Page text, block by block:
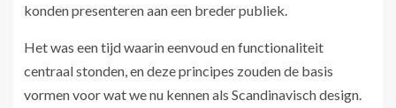
konden presenteren aan een breder publiek.
Het was een tijd waarin eenvoud en functionaliteit
centraal stonden, en deze principes zouden de basis
vormen voor wat we nu kennen als Scandinavisch design.